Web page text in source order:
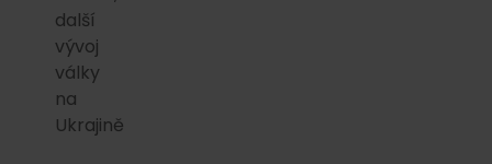
další
vývoj
války
na
Ukrajině